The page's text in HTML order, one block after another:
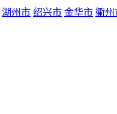
湖州市 绍兴市 金华市 衢州